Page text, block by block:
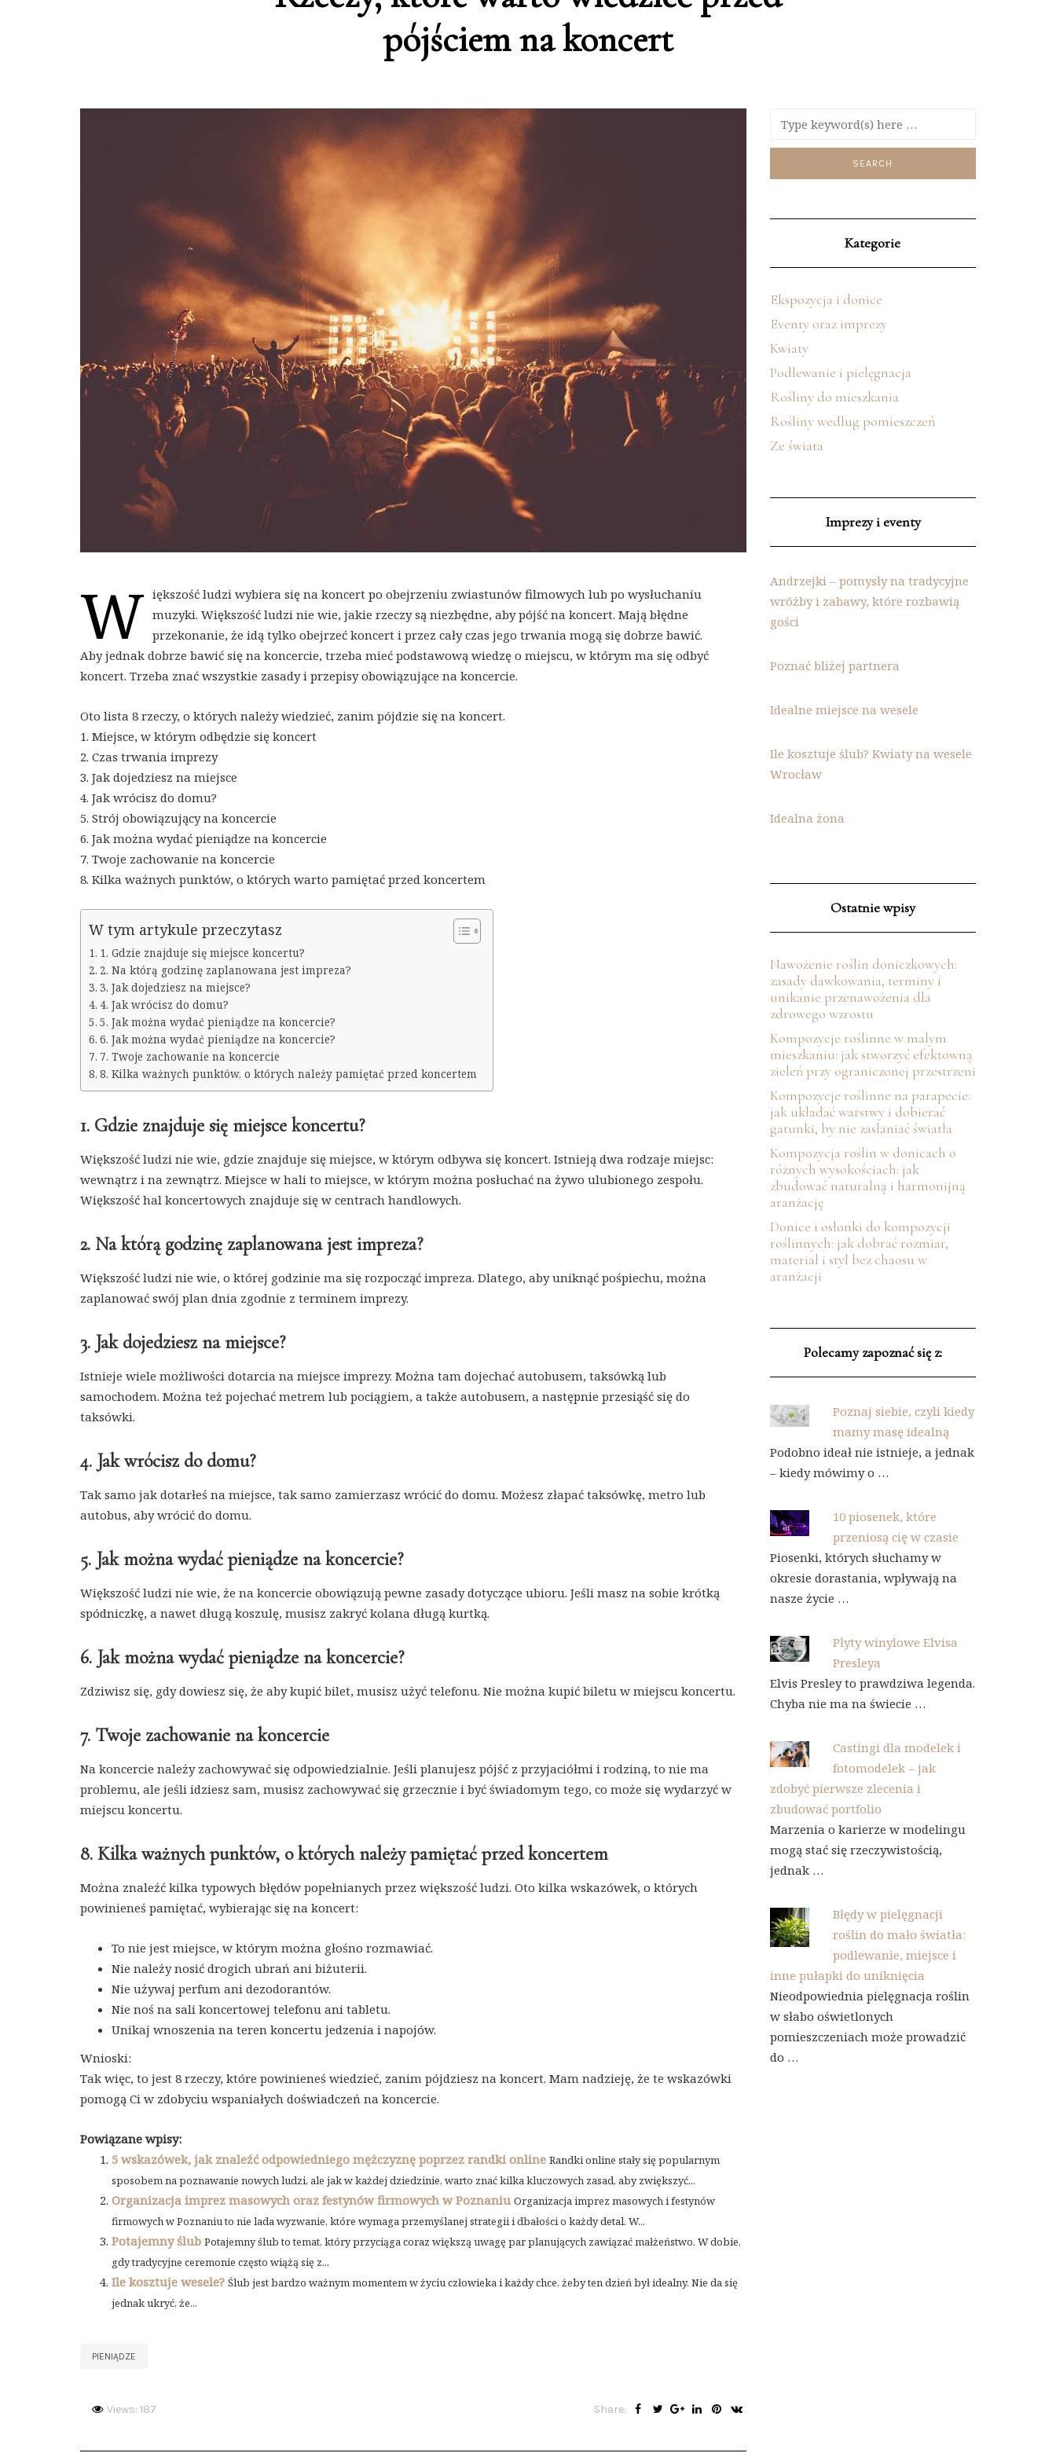
pójściem na koncert
W iększość ludzi wybiera się na koncert po obejrzeniu zwiastunów filmowych lub po wysłuchaniu
muzyki. Większość ludzi nie wie, jakie rzeczy są niezbędne, aby pójść na koncert. Mają błędne
przekonanie, że idą tylko obejrzeć koncert i przez cały czas jego trwania mogą się dobrze bawić.
Aby jednak dobrze bawić się na koncercie, trzeba mieć podstawową wiedzę o miejscu, w którym ma się odbyć
koncert. Trzeba znać wszystkie zasady i przepisy obowiązujące na koncercie.
Oto lista 8 rzeczy, o których należy wiedzieć, zanim pójdzie się na koncert.
1. Miejsce, w którym odbędzie się koncert
2. Czas trwania imprezy
3. Jak dojedziesz na miejsce
4. Jak wrócisz do domu?
5. Strój obowiązujący na koncercie
6. Jak można wydać pieniądze na koncercie
7. Twoje zachowanie na koncercie
8. Kilka ważnych punktów, o których warto pamiętać przed koncertem
W tym artykule przeczytasz
1. Gdzie znajduje się miejsce koncertu?
2. Na którą godzinę zaplanowana jest impreza?
3. Jak dojedziesz na miejsce?
4. Jak wrócisz do domu?
5. Jak można wydać pieniądze na koncercie?
6. Jak można wydać pieniądze na koncercie?
7. Twoje zachowanie na koncercie
8. Kilka ważnych punktów, o których należy pamiętać przed koncertem
1. Gdzie znajduje się miejsce koncertu?
Większość ludzi nie wie, gdzie znajduje się miejsce, w którym odbywa się koncert. Istnieją dwa rodzaje miejsc:
wewnątrz i na zewnątrz. Miejsce w hali to miejsce, w którym można posłuchać na żywo ulubionego zespołu.
Większość hal koncertowych znajduje się w centrach handlowych.
2. Na którą godzinę zaplanowana jest impreza?
Większość ludzi nie wie, o której godzinie ma się rozpocząć impreza. Dlatego, aby uniknąć pośpiechu, można
zaplanować swój plan dnia zgodnie z terminem imprezy.
3. Jak dojedziesz na miejsce?
Istnieje wiele możliwości dotarcia na miejsce imprezy. Można tam dojechać autobusem, taksówką lub
samochodem. Można też pojechać metrem lub pociągiem, a także autobusem, a następnie przesiąść się do
taksówki.
4. Jak wrócisz do domu?
Tak samo jak dotarłeś na miejsce, tak samo zamierzasz wrócić do domu. Możesz złapać taksówkę, metro lub
autobus, aby wrócić do domu.
5. Jak można wydać pieniądze na koncercie?
Większość ludzi nie wie, że na koncercie obowiązują pewne zasady dotyczące ubioru. Jeśli masz na sobie krótką
spódniczkę, a nawet długą koszulę, musisz zakryć kolana długą kurtką.
6. Jak można wydać pieniądze na koncercie?
Zdziwisz się, gdy dowiesz się, że aby kupić bilet, musisz użyć telefonu. Nie można kupić biletu w miejscu koncertu.
7. Twoje zachowanie na koncercie
Na koncercie należy zachowywać się odpowiedzialnie. Jeśli planujesz pójść z przyjaciółmi i rodziną, to nie ma
problemu, ale jeśli idziesz sam, musisz zachowywać się grzecznie i być świadomym tego, co może się wydarzyć w
miejscu koncertu.
8. Kilka ważnych punktów, o których należy pamiętać przed koncertem
Można znaleźć kilka typowych błędów popełnianych przez większość ludzi. Oto kilka wskazówek, o których
powinieneś pamiętać, wybierając się na koncert:
To nie jest miejsce, w którym można głośno rozmawiać.
Nie należy nosić drogich ubrań ani biżuterii.
Nie używaj perfum ani dezodorantów.
Nie noś na sali koncertowej telefonu ani tabletu.
Unikaj wnoszenia na teren koncertu jedzenia i napojów.
Wnioski:
Tak więc, to jest 8 rzeczy, które powinieneś wiedzieć, zanim pójdziesz na koncert. Mam nadzieję, że te wskazówki
pomogą Ci w zdobyciu wspaniałych doświadczeń na koncercie.
Powiązane wpisy:
5 wskazówek, jak znaleźć odpowiedniego mężczyznę poprzez randki online Randki online stały się popularnym
sposobem na poznawanie nowych ludzi, ale jak w każdej dziedzinie, warto znać kilka kluczowych zasad, aby zwiększyć...
Organizacja imprez masowych oraz festynów firmowych w Poznaniu Organizacja imprez masowych i festynów
firmowych w Poznaniu to nie lada wyzwanie, które wymaga przemyślanej strategii i dbałości o każdy detal. W...
Potajemny ślub Potajemny ślub to temat, który przyciąga coraz większą uwagę par planujących zawiązać małżeństwo. W dobie,
gdy tradycyjne ceremonie często wiążą się z...
Ile kosztuje wesele? Ślub jest bardzo ważnym momentem w życiu człowieka i każdy chce, żeby ten dzień był idealny. Nie da się
jednak ukryć, że...
PIENIĄDZE
Views: 187 Share:
Kategorie
Ekspozycja i donice
Eventy oraz imprezy
Kwiaty
Podlewanie i pielęgnacja
Rośliny do mieszkania
Rośliny według pomieszczeń
Ze świata
Imprezy i eventy
Andrzejki – pomysły na tradycyjne
wróżby i zabawy, które rozbawią
gości
Poznać bliżej partnera
Idealne miejsce na wesele
Ile kosztuje ślub? Kwiaty na wesele
Wrocław
Idealna żona
Ostatnie wpisy
Nawożenie roślin doniczkowych:
zasady dawkowania, terminy i
unikanie przenawożenia dla
zdrowego wzrostu
Kompozycje roślinne w małym
mieszkaniu: jak stworzyć efektowną
zieleń przy ograniczonej przestrzeni
Kompozycje roślinne na parapecie:
jak układać warstwy i dobierać
gatunki, by nie zasłaniać światła
Kompozycja roślin w donicach o
różnych wysokościach: jak
zbudować naturalną i harmonijną
aranżację
Donice i osłonki do kompozycji
roślinnych: jak dobrać rozmiar,
materiał i styl bez chaosu w
aranżacji
Polecamy zapoznać się z:
Poznaj siebie, czyli kiedy
mamy masę idealną
Podobno ideał nie istnieje, a jednak
– kiedy mówimy o …
10 piosenek, które
przeniosą cię w czasie
Piosenki, których słuchamy w
okresie dorastania, wpływają na
nasze życie …
Płyty winylowe Elvisa
Presleya
Elvis Presley to prawdziwa legenda.
Chyba nie ma na świecie …
Castingi dla modelek i
fotomodelek – jak
zdobyć pierwsze zlecenia i
zbudować portfolio
Marzenia o karierze w modelingu
mogą stać się rzeczywistością,
jednak …
Błędy w pielęgnacji
roślin do mało światła:
podlewanie, miejsce i
inne pułapki do uniknięcia
Nieodpowiednia pielęgnacja roślin
w słabo oświetlonych
pomieszczeniach może prowadzić
do …